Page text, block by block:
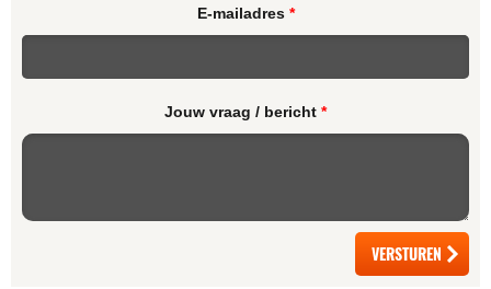
E-mailadres *
Jouw vraag / bericht *